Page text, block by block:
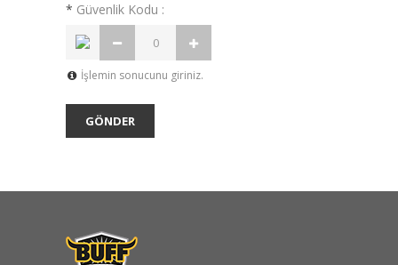
* Güvenlik Kodu :
İşlemin sonucunu giriniz.